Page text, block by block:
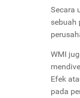
Secara
sebuah
WMI
Efek
pada